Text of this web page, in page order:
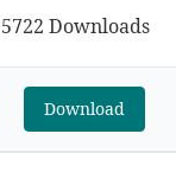
5722 Downloads
Download